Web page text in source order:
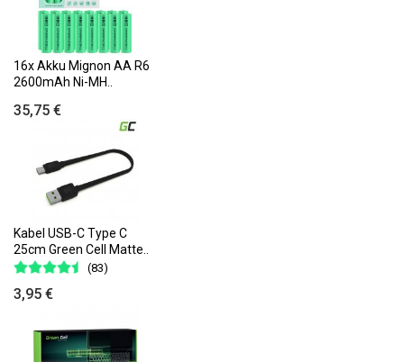
16x Akku Mignon AA R6
2600mAh Ni-MH..
35,75 €
Kabel USB-C Type C
25cm Green Cell Matte..
(83)
3,95 €